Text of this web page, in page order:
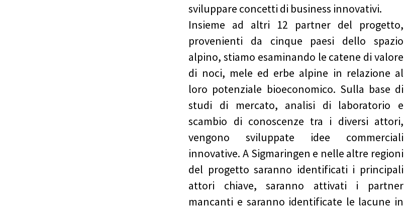
sviluppare concetti di business innovativi.
Insieme ad altri 12 partner del progetto,
provenienti da cinque paesi dello spazio
alpino, stiamo esaminando le catene di valore
di noci, mele ed erbe alpine in relazione al
loro potenziale bioeconomico. Sulla base di
studi di mercato, analisi di laboratorio e
scambio di conoscenze tra i diversi attori,
vengono sviluppate idee commerciali
innovative. A Sigmaringen e nelle altre regioni
del progetto saranno identificati i principali
attori chiave, saranno attivati i partner
mancanti e saranno identificate le lacune in